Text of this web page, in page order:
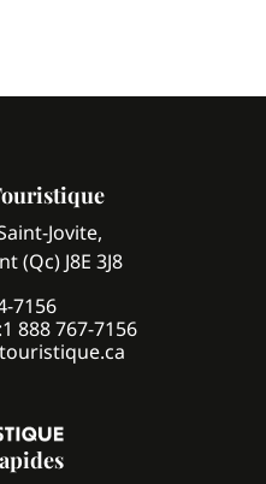
Jovite,
(Qc) J8E 3J8
7156
1 888 767-7156